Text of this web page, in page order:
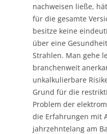
nachweisen ließe,
für die gesamte
besitze keine
über eine
Strahlen. Man gehe
branchenweit
unkalkulierbare
Grund für die
Problem der
die Erfahrungen mit
jahrzehntelang am